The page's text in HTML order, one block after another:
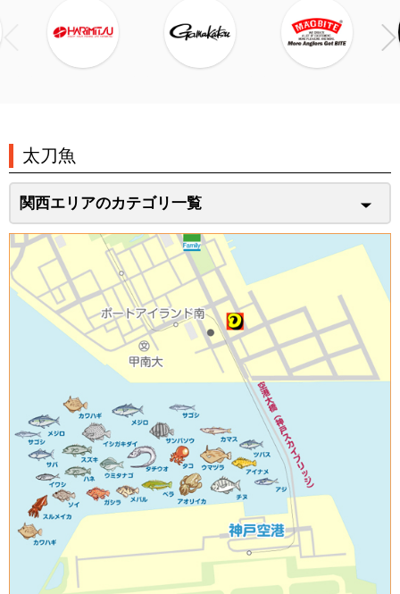
太刀魚
関西エリアのカテゴリ一覧